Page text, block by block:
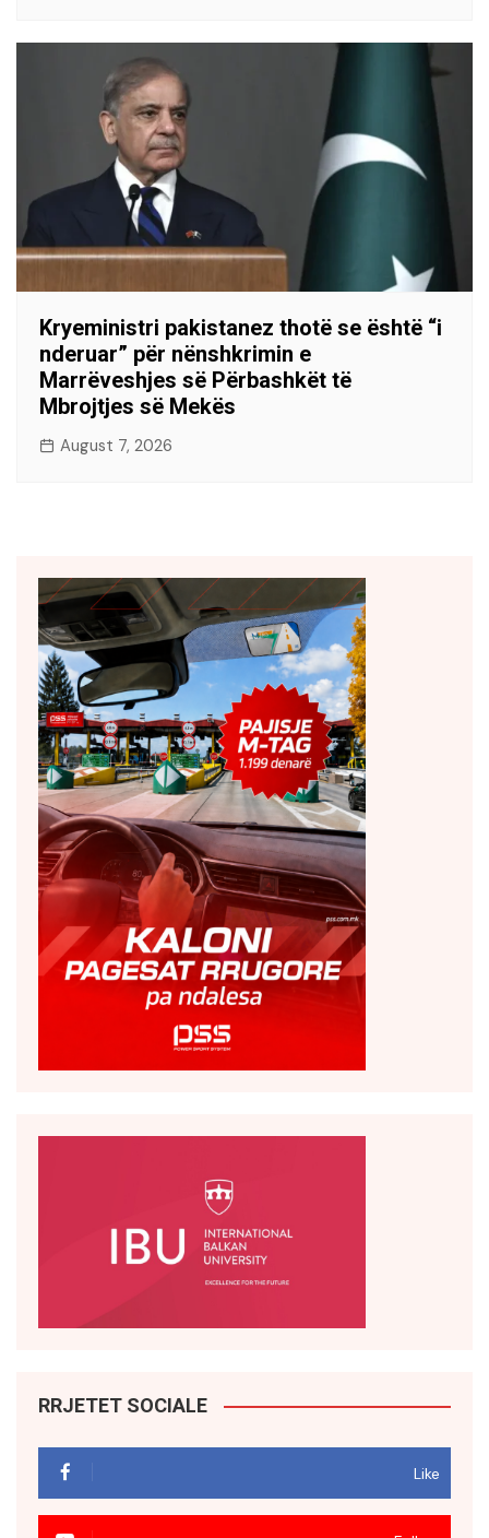
Kryeministri pakistanez thotë se është “i
nderuar” për nënshkrimin e
Marrëveshjes së Përbashkët të
Mbrojtjes së Mekës
August 7, 2026
RRJETET SOCIALE
Like